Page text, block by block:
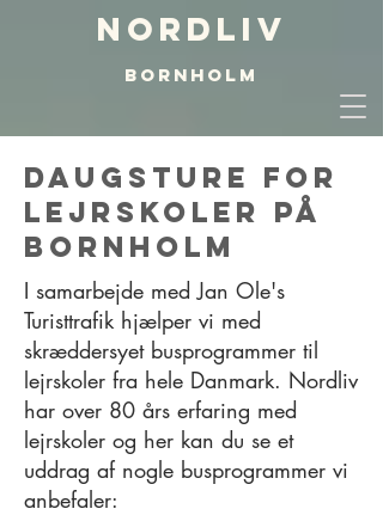
Nordliv
BORNHOLM
Daugsture for
lejrskoler på
Bornholm
I samarbejde med Jan Ole's
Turisttrafik hjælper vi med
skræddersyet busprogrammer til
lejrskoler fra hele Danmark. Nordliv
har over 80 års erfaring med
lejrskoler og her kan du se et
uddrag af nogle busprogrammer vi
anbefaler: